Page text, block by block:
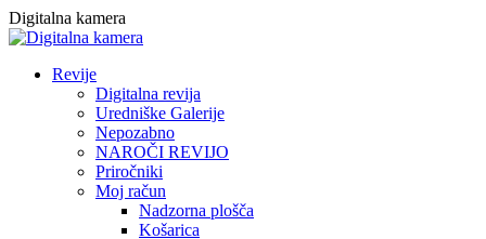
Skip
to
Digitalna kamera
Revije
Digitalna revija
Uredniške Galerije
Nepozabno
NAROČI REVIJO
Priročniki
Moj račun
Nadzorna plošča
Košarica